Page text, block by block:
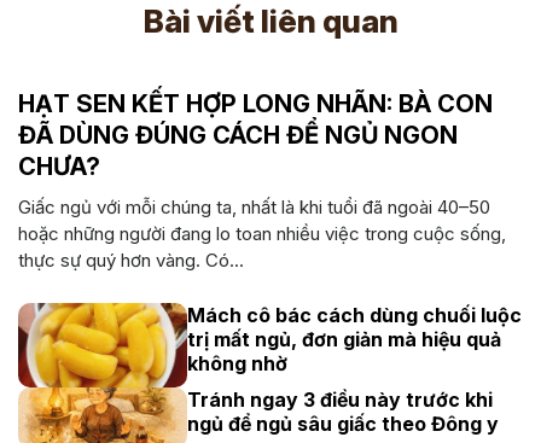
Bài viết liên quan
HẠT SEN KẾT HỢP LONG NHÃN: BÀ CON
ĐÃ DÙNG ĐÚNG CÁCH ĐỂ NGỦ NGON
CHƯA?
Giấc ngủ với mỗi chúng ta, nhất là khi tuổi đã ngoài 40–50
hoặc những người đang lo toan nhiều việc trong cuộc sống,
thực sự quý hơn vàng. Có...
Mách cô bác cách dùng chuối luộc
trị mất ngủ, đơn giản mà hiệu quả
không nhờ
Tránh ngay 3 điều này trước khi
ngủ để ngủ sâu giấc theo Đông y